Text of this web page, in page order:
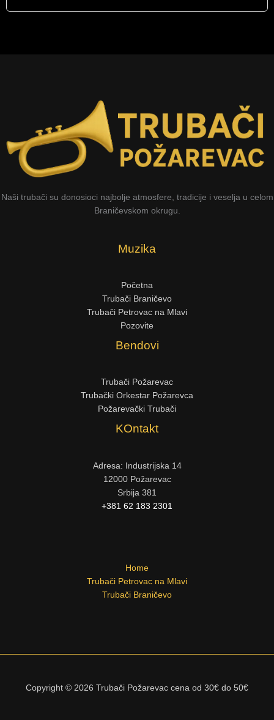
Naši trubači su donosioci najbolje atmosfere, tradicije i veselja u celom
Braničevskom okrugu.
Muzika
Početna
Trubači Braničevo
Trubači Petrovac na Mlavi
Pozovite
Bendovi
Trubači Požarevac
Trubački Orkestar Požarevca
Požarevački Trubači
KOntakt
Adresa: Industrijska 14
12000 Požarevac
Srbija 381
+381 62 183 2301
Home
Trubači Petrovac na Mlavi
Trubači Braničevo
Copyright © 2026 Trubači Požarevac cena od 30€ do 50€